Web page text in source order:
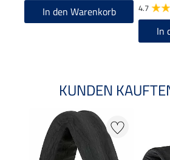
In den Warenkorb 4.7
In
KUNDEN